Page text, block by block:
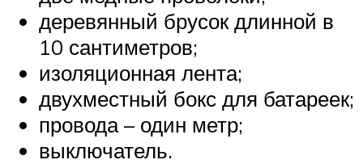
деревянный брусок длинной в
10 сантиметров;
изоляционная лента;
двухместный бокс для батареек;
провода – один метр;
выключатель.